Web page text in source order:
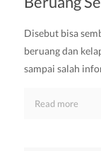
Disebut bisa
beruang dan
sampai salah
Read more